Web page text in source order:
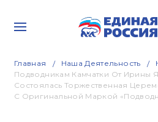
Главная Наша Деятельность
Подводникам Камчатки От Ирины
Состоялась Торжественная
С Оригинальной Маркой